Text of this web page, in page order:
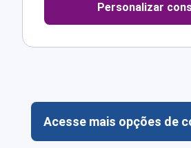
Personalizar
Acesse mais opções de